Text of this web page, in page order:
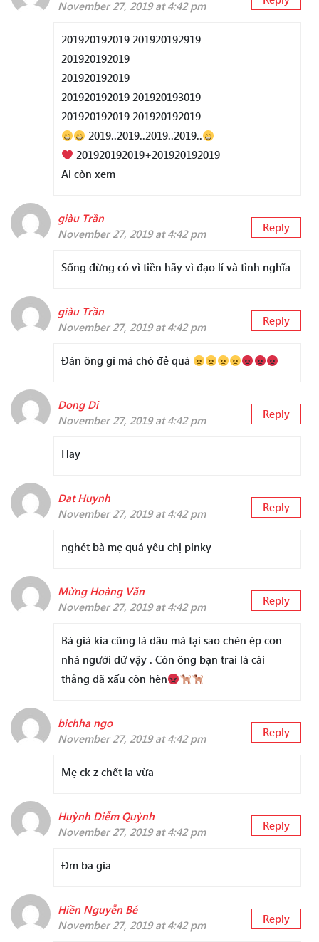
November 27, 2019 at 4:42 pm
201920192019 201920192919
201920192019
201920192019
201920192019 201920193019
201920192019 201920192019
2019..2019..2019..2019..
201920192019+201920192019
Ai còn xem
giàu Trần
November 27, 2019 at 4:42 pm
Reply
Sống đừng có vì tiền hãy vì đạo lí và tình nghĩa
giàu Trần
November 27, 2019 at 4:42 pm
Reply
Đàn ông gì mà chó đẻ quá
Dong Di
November 27, 2019 at 4:42 pm
Reply
Hay
Dat Huynh
November 27, 2019 at 4:42 pm
Reply
nghét bà mẹ quá yêu chị pinky
Mừng Hoàng Văn
November 27, 2019 at 4:42 pm
Reply
Bà già kia cũng là dâu mà tại sao chèn ép con
nhà người dữ vậy . Còn ông bạn trai là cái
thằng đã xấu còn hèn
bichha ngo
November 27, 2019 at 4:42 pm
Reply
Mẹ ck z chết la vừa
Huỳnh Diễm Quỳnh
November 27, 2019 at 4:42 pm
Reply
Đm ba gia
Hiền Nguyễn Bé
November 27, 2019 at 4:42 pm
Reply